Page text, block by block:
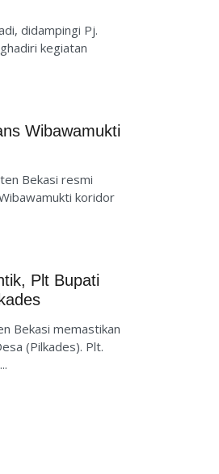
didampingi Pj.
kegiatan
Wibawamukti
Bekasi resmi
koridor
Plt Bupati
Bekasi memastikan
(Pilkades). Plt.